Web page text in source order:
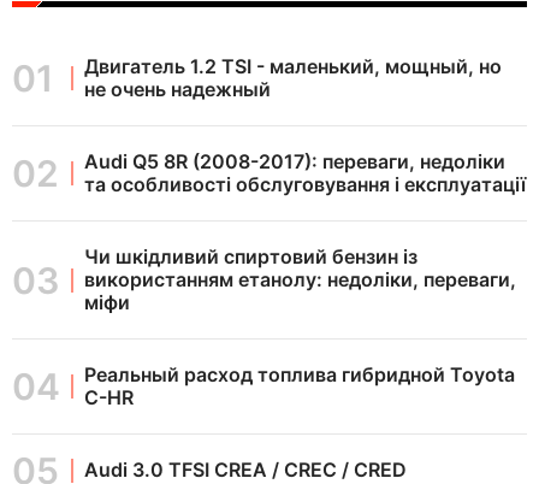
Двигатель 1.2 TSI - маленький, мощный, но
не очень надежный
Audi Q5 8R (2008-2017): переваги, недоліки
та особливості обслуговування і експлуатації
Чи шкідливий спиртовий бензин із
використанням етанолу: недоліки, переваги,
міфи
Реальный расход топлива гибридной Toyota
C-HR
Audi 3.0 TFSI CREA / CREC / CRED